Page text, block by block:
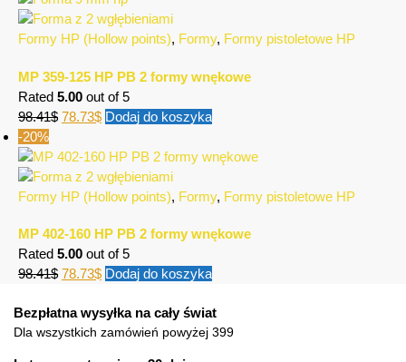
Formy HP (Hollow points), Formy, Formy pistoletowe HP
MP 359-125 HP PB 2 formy wnękowe
Rated 5.00 out of 5
98.41$ 78.73$ Dodaj do koszyka
-20%
Formy HP (Hollow points), Formy, Formy pistoletowe HP
MP 402-160 HP PB 2 formy wnękowe
Rated 5.00 out of 5
98.41$ 78.73$ Dodaj do koszyka
Bezpłatna wysyłka na cały świat
Dla wszystkich zamówień powyżej 399